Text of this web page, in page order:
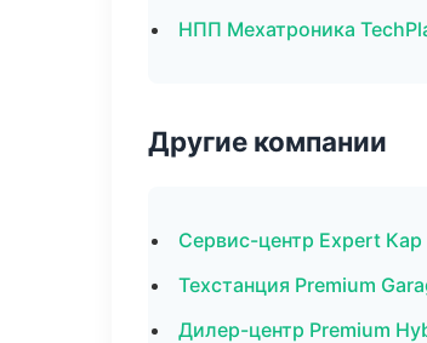
НПП Мехатроника
Другие компании
Сервис-центр Expert
Техстанция Premium
Дилер-центр Premium